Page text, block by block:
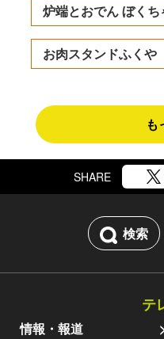
炉端とおでん ぼくち
お肉スタンドふくや
も
SHARE
検索
テ
情報・報道